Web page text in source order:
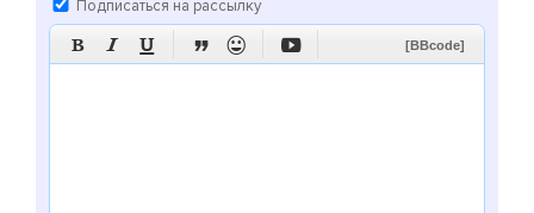
Подписаться на рассылку
      [BBcode]